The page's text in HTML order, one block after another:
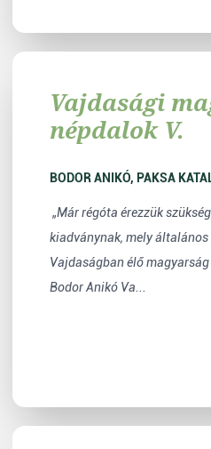
Vajdasági
népdalok V.
BODOR ANIKÓ, PAKSA
„Már régóta érezzük
kiadványnak, mely általános
Vajdaságban élő
Bodor Anikó Va...